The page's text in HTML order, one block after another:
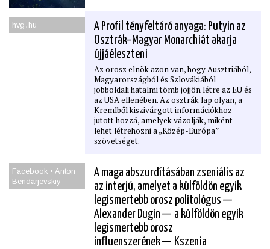
hvg․hu
A Proﬁl tényfeltáró anyaga: Putyin az
Osztrák–Magyar Monarchiát akarja
újjáéleszteni
Az orosz elnök azon van, hogy Ausztriából,
Magyarországból és Szlovákiából
jobboldali hatalmi tömb jöjjön létre az EU és
az USA ellenében. Az osztrák lap olyan, a
Kremlből kiszivárgott információkhoz
jutott hozzá, amelyek vázolják, miként
lehet létrehozni a „Közép-Európa”
szövetséget.
Facebook • Anton
Bendarjevskiy
A maga abszurdításában zseniális az
az interjú, amelyet a külföldön egyik
legismertebb orosz politológus —
Alexander Dugin — a külföldön egyik
legismertebb orosz
inﬂuenszerének — Kszenia